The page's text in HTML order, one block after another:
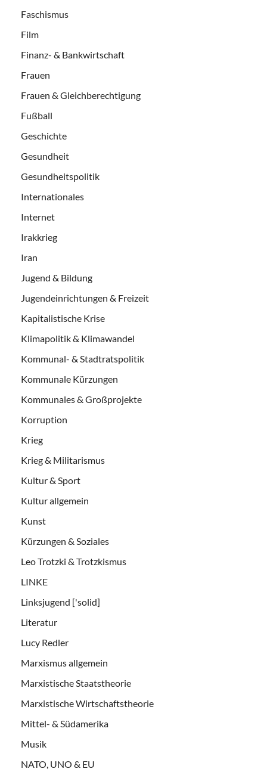
Faschismus
Film
Finanz- & Bankwirtschaft
Frauen
Frauen & Gleichberechtigung
Fußball
Geschichte
Gesundheit
Gesundheitspolitik
Internationales
Internet
Irakkrieg
Iran
Jugend & Bildung
Jugendeinrichtungen & Freizeit
Kapitalistische Krise
Klimapolitik & Klimawandel
Kommunal- & Stadtratspolitik
Kommunale Kürzungen
Kommunales & Großprojekte
Korruption
Krieg
Krieg & Militarismus
Kultur & Sport
Kultur allgemein
Kunst
Kürzungen & Soziales
Leo Trotzki & Trotzkismus
LINKE
Linksjugend ['solid]
Literatur
Lucy Redler
Marxismus allgemein
Marxistische Staatstheorie
Marxistische Wirtschaftstheorie
Mittel- & Südamerika
Musik
NATO, UNO & EU